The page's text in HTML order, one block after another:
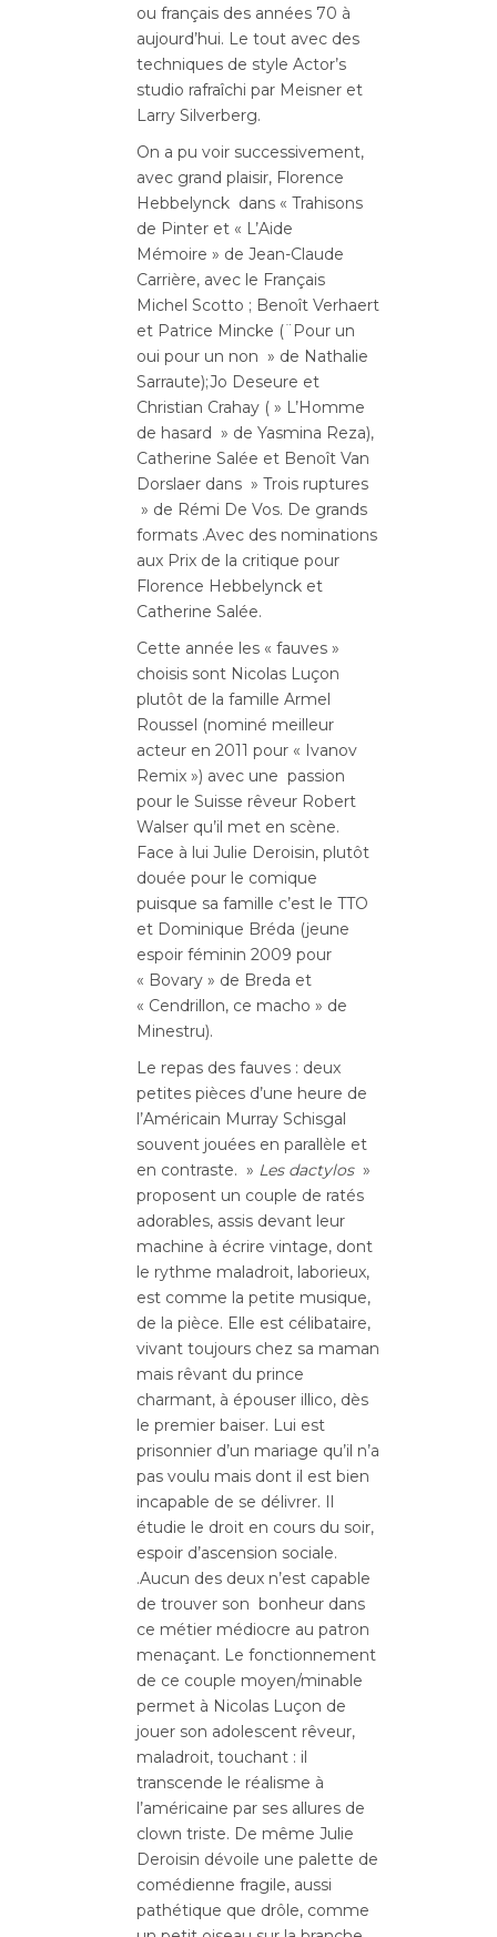
ou français des années 70 à
aujourd’hui. Le tout avec des
techniques de style Actor’s
studio rafraîchi par Meisner et
Larry Silverberg.
On a pu voir successivement,
avec grand plaisir, Florence
Hebbelynck dans « Trahisons
de Pinter et « L’Aide
Mémoire » de Jean-Claude
Carrière, avec le Français
Michel Scotto ; Benoît Verhaert
et Patrice Mincke (¨Pour un
oui pour un non » de Nathalie
Sarraute);Jo Deseure et
Christian Crahay ( » L’Homme
de hasard » de Yasmina Reza),
Catherine Salée et Benoît Van
Dorslaer dans » Trois ruptures
» de Rémi De Vos. De grands
formats .Avec des nominations
aux Prix de la critique pour
Florence Hebbelynck et
Catherine Salée.
Cette année les « fauves »
choisis sont Nicolas Luçon
plutôt de la famille Armel
Roussel (nominé meilleur
acteur en 2011 pour « Ivanov
Remix ») avec une passion
pour le Suisse rêveur Robert
Walser qu’il met en scène.
Face à lui Julie Deroisin, plutôt
douée pour le comique
puisque sa famille c’est le TTO
et Dominique Bréda (jeune
espoir féminin 2009 pour
« Bovary » de Breda et
« Cendrillon, ce macho » de
Minestru).
Le repas des fauves : deux
petites pièces d’une heure de
l’Américain Murray Schisgal
souvent jouées en parallèle et
en contraste. » Les dactylos»
proposent un couple de ratés
adorables, assis devant leur
machine à écrire vintage, dont
le rythme maladroit, laborieux,
est comme la petite musique,
de la pièce. Elle est célibataire,
vivant toujours chez sa maman
mais rêvant du prince
charmant, à épouser illico, dès
le premier baiser. Lui est
prisonnier d’un mariage qu’il n’a
pas voulu mais dont il est bien
incapable de se délivrer. Il
étudie le droit en cours du soir,
espoir d’ascension sociale.
.Aucun des deux n’est capable
de trouver son bonheur dans
ce métier médiocre au patron
menaçant. Le fonctionnement
de ce couple moyen/minable
permet à Nicolas Luçon de
jouer son adolescent rêveur,
maladroit, touchant : il
transcende le réalisme à
l’américaine par ses allures de
clown triste. De même Julie
Deroisin dévoile une palette de
comédienne fragile, aussi
pathétique que drôle, comme